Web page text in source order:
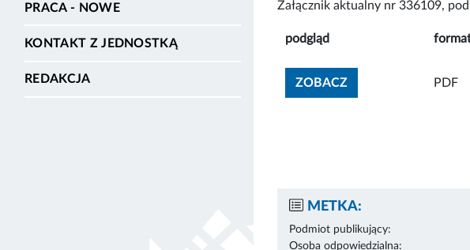
PRACA - NOWE
KONTAKT Z JEDNOSTKĄ
REDAKCJA
Załącznik aktualny nr 336109,
podgląd
ZOBACZZOBACZ ZAŁĄCZNIK
PDF
METKA:
Podmiot publikujący:
Osoba odpowiedzialna: